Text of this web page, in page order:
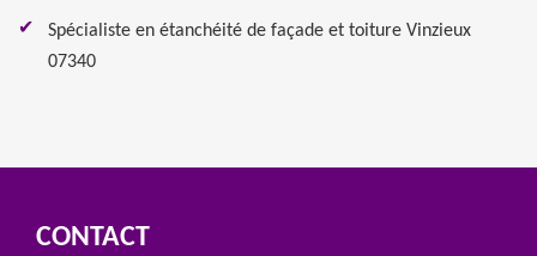
Spécialiste en étanchéité de façade et toiture Vinzieux
07340
CONTACT